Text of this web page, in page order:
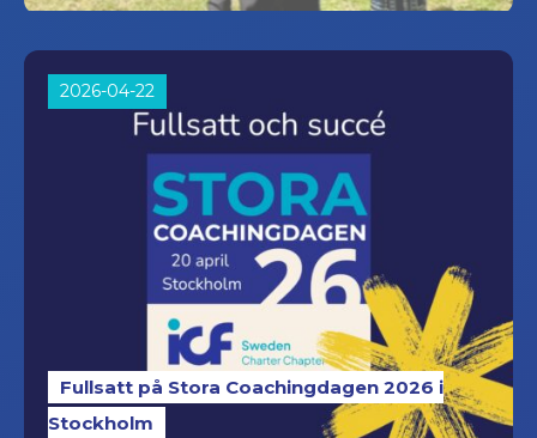
2026-04-22
Fullsatt på Stora Coachingdagen 2026 i
Stockholm